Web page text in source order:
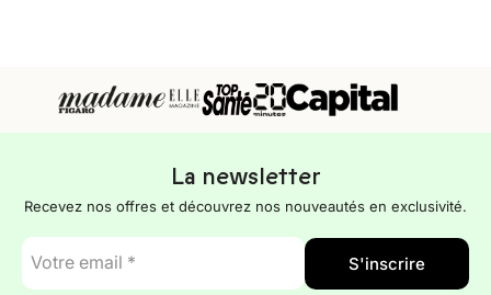
La newsletter
Recevez nos offres et découvrez nos nouveautés en exclusivité.
E-
mail
*
S'inscrire